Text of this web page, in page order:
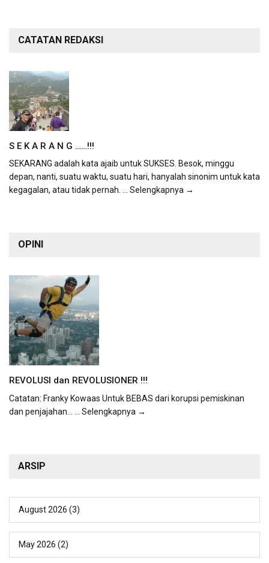
CATATAN REDAKSI
S E K A R A N G ……!!!
SEKARANG adalah kata ajaib untuk SUKSES. Besok, minggu
depan, nanti, suatu waktu, suatu hari, hanyalah sinonim untuk kata
kegagalan, atau tidak pernah. ... Selengkapnya →
OPINI
REVOLUSI dan REVOLUSIONER !!!
Catatan: Franky Kowaas Untuk BEBAS dari korupsi pemiskinan
dan penjajahan...
... Selengkapnya →
ARSIP
August 2026 (3)
May 2026 (2)